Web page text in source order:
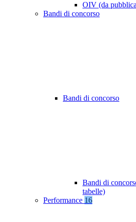
OIV (da
Bandi di concorso
Bandi di concorso
Bandi di
tabelle)
Performance 16